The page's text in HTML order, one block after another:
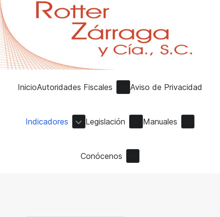
InicioAutoridades Fiscales Aviso de Privacidad
Indicadores Legislación Manuales
Conócenos